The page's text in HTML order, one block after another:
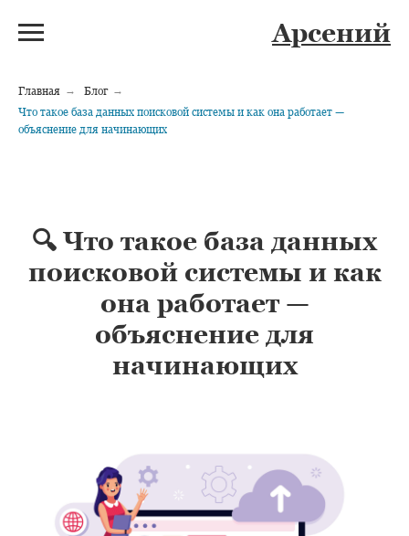
Арсений
Главная → Блог →
Что такое база данных поисковой системы и как она работает —
объяснение для начинающих
🔍 Что такое база данных
поисковой системы и как
она работает —
объяснение для
начинающих